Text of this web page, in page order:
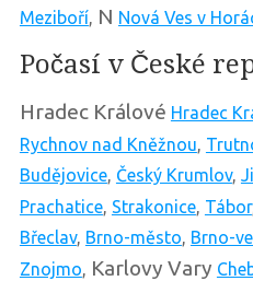
Meziboří, N Nová Ves v
Počasí v České
Hradec Králové Hradec
Rychnov nad Kněžnou,
Budějovice, Český Krumlov,
Prachatice, Strakonice, Tábor
Břeclav, Brno-město, Brno-
Znojmo, Karlovy Vary